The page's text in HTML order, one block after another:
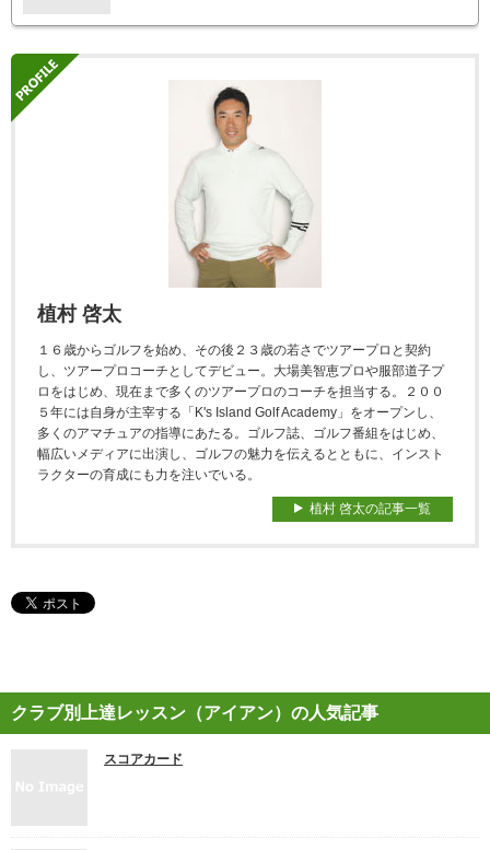
植村 啓太
１６歳からゴルフを始め、その後２３歳の若さでツアープロと契約
し、ツアープロコーチとしてデビュー。大場美智恵プロや服部道子プ
ロをはじめ、現在まで多くのツアープロのコーチを担当する。２００
５年には自身が主宰する「K's Island Golf Academy」をオープンし、
多くのアマチュアの指導にあたる。ゴルフ誌、ゴルフ番組をはじめ、
幅広いメディアに出演し、ゴルフの魅力を伝えるとともに、インスト
ラクターの育成にも力を注いでいる。
植村 啓太の記事一覧
クラブ別上達レッスン（アイアン）の人気記事
スコアカード